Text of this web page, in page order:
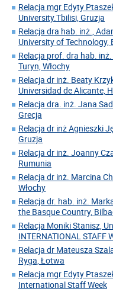
Relacja mgr Edyty
University.Tbilisi, Gruzja
Relacja dra hab. inż.,
University of Technology,
Relacja prof. dra hab.
Turyn, Włochy
Relacja dr inż. Beaty
Universidad de Alicante,
Relacja dra. inż. Jana
Grecja
Relacja dr inż Agnieszki
Gruzja
Relacja dr inż. Joanny
Rumunia
Relacja dr inż. Marcina
Włochy
Relacja dr. hab. inż.
the Basque Country,
Relacja Moniki Stanisz,
INTERNATIONAL STAFF
Relacja dr Mateusza
Ryga, Łotwa
Relacja mgr Edyty
International Staff Week